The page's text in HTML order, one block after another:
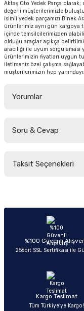
Aktaş Oto Yedek Parça
değerli müşterilerimizle
isimli yedek parçamızı Binek
ürünlerimiz aynı gün kargoya
içinde temsilcilerimizden
olduğu araçlar açıkça
aracılığı ile uyum
ürünlerimizin fiyatları uygun
iletirseniz özel çalışma
müşterilerimizin hep
Yorumlar
Soru & Cevap
Taksit Seçenekleri
%100 Güvenli
256bit SSL Sertifikası ile
Kargo Teslimat
Tüm Türkiye’ye Kargo!